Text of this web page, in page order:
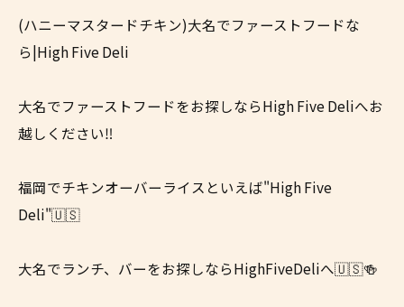
(ハニーマスタードチキン)大名でファーストフードな
ら|High Five Deli
大名でファーストフードをお探しならHigh Five Deliへお
越しください‼
福岡でチキンオーバーライスといえば"High Five
Deli"🇺🇸
大名でランチ、バーをお探しならHighFiveDeliへ🇺🇸🍻